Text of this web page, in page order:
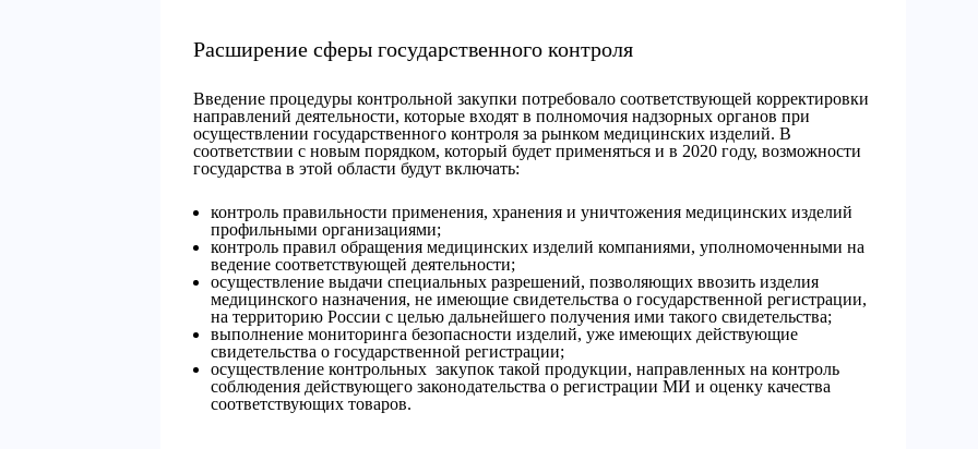
Расширение сферы государственного контроля
Введение процедуры контрольной закупки потребовало соответствующей корректировки
направлений деятельности, которые входят в полномочия надзорных органов при
осуществлении государственного контроля за рынком медицинских изделий. В
соответствии с новым порядком, который будет применяться и в 2020 году, возможности
государства в этой области будут включать:
контроль правильности применения, хранения и уничтожения медицинских изделий
профильными организациями;
контроль правил обращения медицинских изделий компаниями, уполномоченными на
ведение соответствующей деятельности;
осуществление выдачи специальных разрешений, позволяющих ввозить изделия
медицинского назначения, не имеющие свидетельства о государственной регистрации,
на территорию России с целью дальнейшего получения ими такого свидетельства;
выполнение мониторинга безопасности изделий, уже имеющих действующие
свидетельства о государственной регистрации;
осуществление контрольных закупок такой продукции, направленных на контроль
соблюдения действующего законодательства о регистрации МИ и оценку качества
соответствующих товаров.